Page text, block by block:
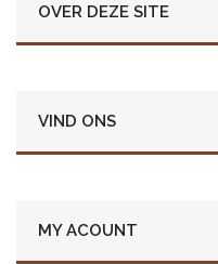
OVER DEZE SITE
VIND ONS
MY ACOUNT